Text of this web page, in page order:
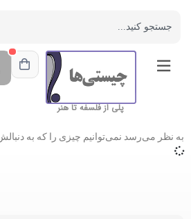
پلی از فلسفه تا هنر
به نظر می‌رسد نمی‌توانیم چیزی را که به دنبالش